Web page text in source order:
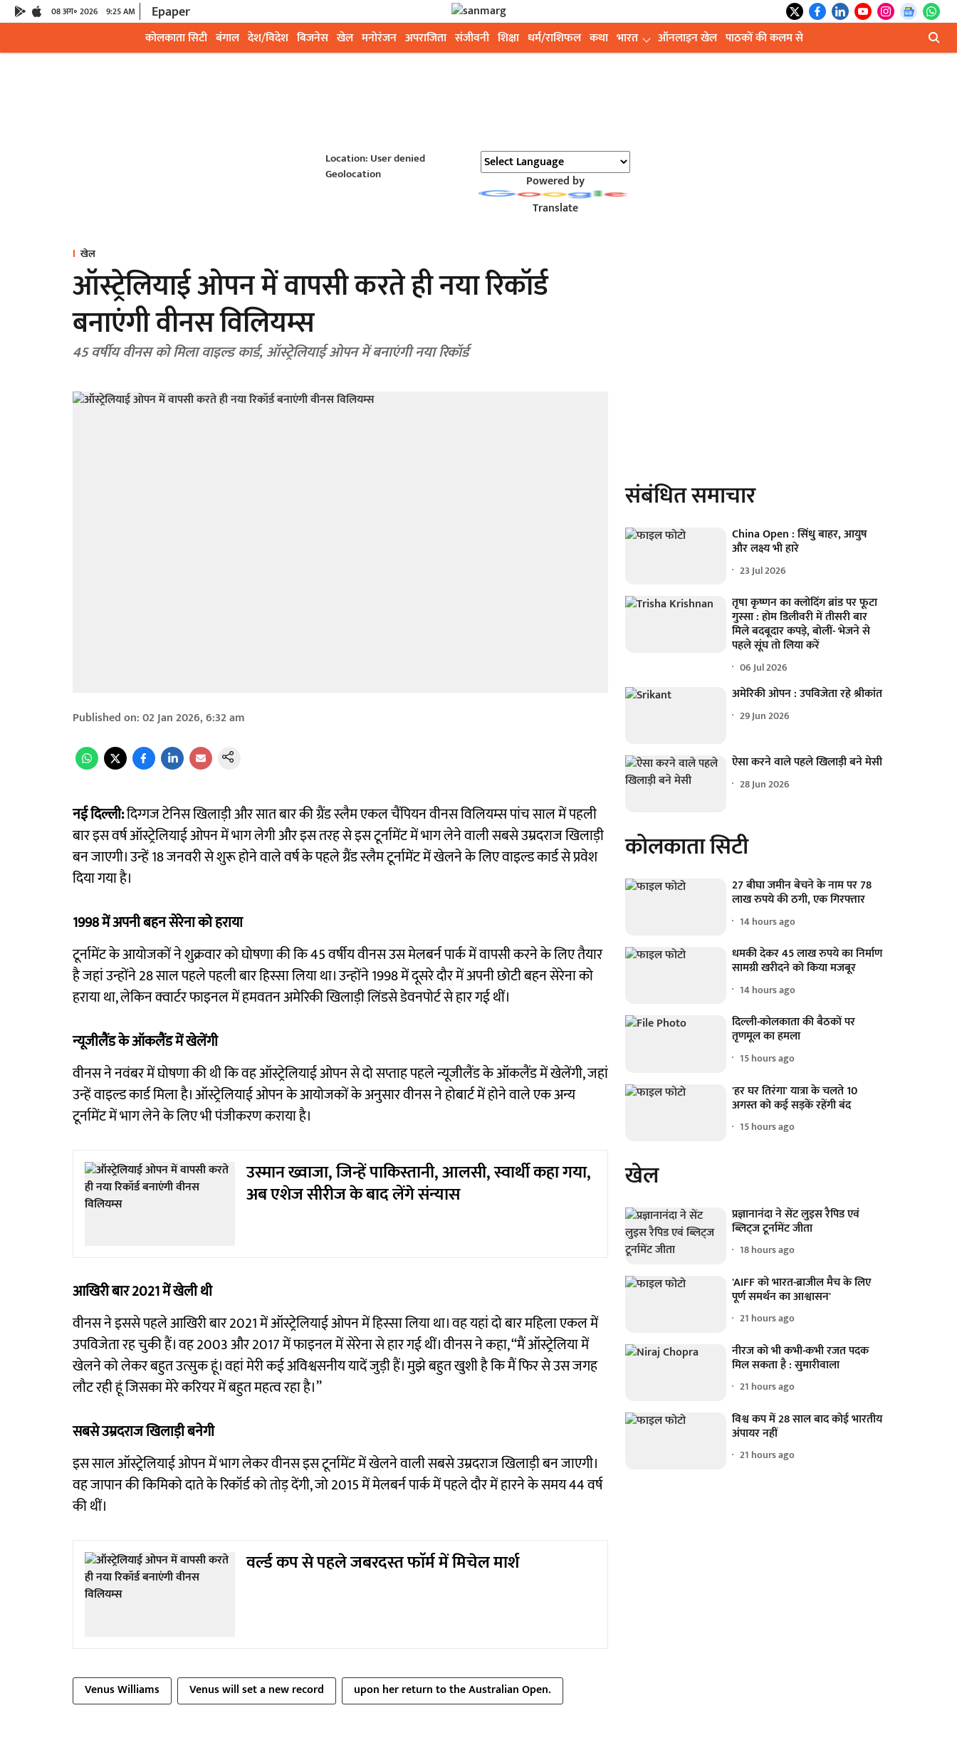
08 अग॰ 2026 9:25 AM Epaper
कोलकाता सिटी बंगाल देश/विदेश बिजनेस खेल मनोरंजन अपराजिता संजीवनी शिक्षा धर्म/राशिफल कथा भारत ऑनलाइन खेल पाठकों की कलम से
Location: User denied
Geolocation
Powered by
Translate
खेल
ऑस्ट्रेलियाई ओपन में वापसी करते ही नया रिकॉर्ड
बनाएंगी वीनस विलियम्स
45 वर्षीय वीनस को मिला वाइल्ड कार्ड, ऑस्ट्रेलियाई ओपन में बनाएंगी नया रिकॉर्ड
Published on:02 Jan 2026, 6:32 am
नई दिल्ली:दिग्गज टेनिस खिलाड़ी और सात बार की ग्रैंड स्लैम एकल चैंपियन वीनस विलियम्स पांच साल में पहली
बार इस वर्ष ऑस्ट्रेलियाई ओपन में भाग लेगी और इस तरह से इस टूर्नामेंट में भाग लेने वाली सबसे उम्रदराज खिलाड़ी
बन जाएगी। उन्हें 18 जनवरी से शुरू होने वाले वर्ष के पहले ग्रैंड स्लैम टूर्नामेंट में खेलने के लिए वाइल्ड कार्ड से प्रवेश
दिया गया है।
1998 में अपनी बहन सेरेना को हराया
टूर्नामेंट के आयोजकों ने शुक्रवार को घोषणा की कि 45 वर्षीय वीनस उस मेलबर्न पार्क में वापसी करने के लिए तैयार
है जहां उन्होंने 28 साल पहले पहली बार हिस्सा लिया था। उन्होंने 1998 में दूसरे दौर में अपनी छोटी बहन सेरेना को
हराया था, लेकिन क्वार्टर फाइनल में हमवतन अमेरिकी खिलाड़ी लिंडसे डेवनपोर्ट से हार गई थीं।
न्यूजीलैंड के ऑकलैंड में खेलेंगी
वीनस ने नवंबर में घोषणा की थी कि वह ऑस्ट्रेलियाई ओपन से दो सप्ताह पहले न्यूजीलैंड के ऑकलैंड में खेलेंगी, जहां
उन्हें वाइल्ड कार्ड मिला है। ऑस्ट्रेलियाई ओपन के आयोजकों के अनुसार वीनस ने होबार्ट में होने वाले एक अन्य
टूर्नामेंट में भाग लेने के लिए भी पंजीकरण कराया है।
उस्मान ख्वाजा, जिन्हें पाकिस्तानी, आलसी, स्वार्थी कहा गया,
अब एशेज सीरीज के बाद लेंगे संन्यास
आखिरी बार 2021 में खेली थी
वीनस ने इससे पहले आखिरी बार 2021 में ऑस्ट्रेलियाई ओपन में हिस्सा लिया था। वह यहां दो बार महिला एकल में
उपविजेता रह चुकी हैं। वह 2003 और 2017 में फाइनल में सेरेना से हार गई थीं। वीनस ने कहा, ‘‘मैं ऑस्ट्रेलिया में
खेलने को लेकर बहुत उत्सुक हूं। वहां मेरी कई अविश्वसनीय यादें जुड़ी हैं। मुझे बहुत खुशी है कि मैं फिर से उस जगह
लौट रही हूं जिसका मेरे करियर में बहुत महत्व रहा है।’’
सबसे उम्रदराज खिलाड़ी बनेगी
इस साल ऑस्ट्रेलियाई ओपन में भाग लेकर वीनस इस टूर्नामेंट में खेलने वाली सबसे उम्रदराज खिलाड़ी बन जाएगी।
वह जापान की किमिको दाते के रिकॉर्ड को तोड़ देंगी, जो 2015 में मेलबर्न पार्क में पहले दौर में हारने के समय 44 वर्ष
की थीं।
वर्ल्ड कप से पहले जबरदस्त फाॅर्म में मिचेल मार्श
Venus Williams Venus will set a new record upon her return to the Australian Open.
संबंधित समाचार
China Open : सिंधु बाहर, आयुष
और लक्ष्य भी हारे
23 Jul 2026
तृषा कृष्णन का क्लोदिंग ब्रांड पर फूटा
गुस्सा : होम डिलीवरी में तीसरी बार
मिले बदबूदार कपड़े, बोलीं- भेजने से
पहले सूंघ तो लिया करें
06 Jul 2026
अमेरिकी ओपन : उपविजेता रहे श्रीकांत
29 Jun 2026
ऐसा करने वाले पहले खिलाड़ी बने मेसी
28 Jun 2026
कोलकाता सिटी
27 बीघा जमीन बेचने के नाम पर 78
लाख रुपये की ठगी, एक गिरफ्तार
14 hours ago
धमकी देकर 45 लाख रुपये का निर्माण
सामग्री खरीदने को किया मजबूर
14 hours ago
दिल्ली-कोलकाता की बैठकों पर
तृणमूल का हमला
15 hours ago
'हर घर तिरंगा' यात्रा के चलते 10
अगस्त को कई सड़कें रहेंगी बंद
15 hours ago
खेल
प्रज्ञानानंदा ने सेंट लुइस रैपिड एवं
ब्लिट्ज टूर्नामेंट जीता
18 hours ago
'AIFF को भारत-ब्राजील मैच के लिए
पूर्ण समर्थन का आश्वासन'
21 hours ago
नीरज को भी कभी-कभी रजत पदक
मिल सकता है : सुमारीवाला
21 hours ago
विश्व कप में 28 साल बाद कोई भारतीय
अंपायर नहीं
21 hours ago